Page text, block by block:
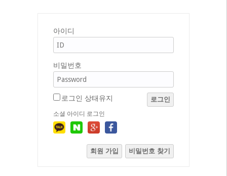
아이디
비밀번호
로그인 상태유지 로그인
소셜 아이디 로그인
회원 가입 비밀번호 찾기